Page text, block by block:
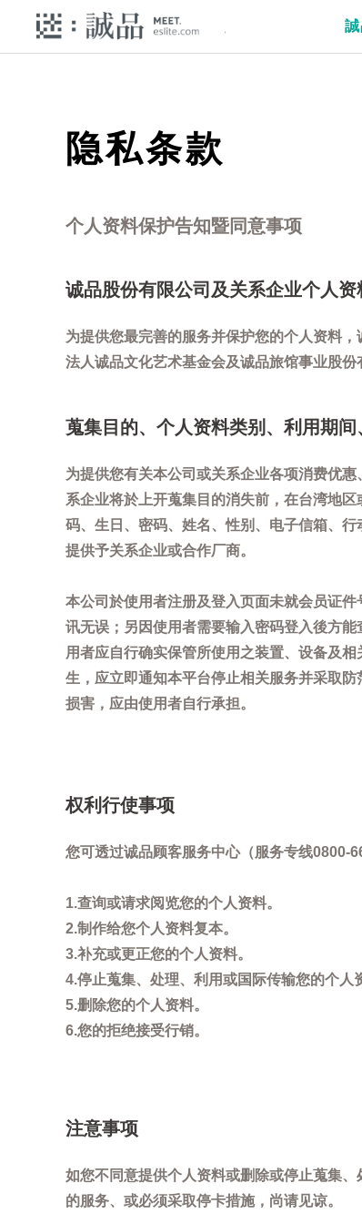
隐私条款
个人资料保护告知暨同意事项
诚品股份有限公司及关系企业个人
为提供您最完善的服务并保护您的个人资料
法人诚品文化艺术基金会及诚品旅馆事业股
蒐集目的、个人资料类别、利用期
为提供您有关本公司或关系企业各项消费优
系企业将於上开蒐集目的消失前，在台湾地
码、生日、密码、姓名、性别、电子信箱、
提供予关系企业或合作厂商。
本公司於使用者注册及登入页面未就会员证
讯无误；另因使用者需要输入密码登入後方
用者应自行确实保管所使用之装置、设备及
生，应立即通知本平台停止相关服务并采取
损害，应由使用者自行承担。
权利行使事项
您可透过诚品顾客服务中心（服务专线0800-
1.查询或请求阅览您的个人资料。
2.制作给您个人资料复本。
3.补充或更正您的个人资料。
4.停止蒐集、处理、利用或国际传输您的个人
5.删除您的个人资料。
6.您的拒绝接受行销。
注意事项
如您不同意提供个人资料或删除或停止蒐集
的服务、或必须采取停卡措施，尚请见谅。